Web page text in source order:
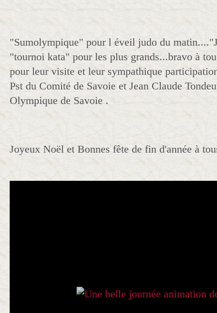
"Sumolympique" pour l éveil judo du
"tournoi kata" pour les plus grands...bravo à
pour leur visite et leur sympathique
Pst du Comité de Savoie et Jean Claude
Olympique de Savoie .
Joyeux Noël et Bonnes fête de fin d'année à